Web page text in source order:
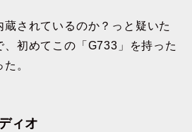
されているのか？っと疑いた
、初めてこの「G733」を持った
。
ィオ